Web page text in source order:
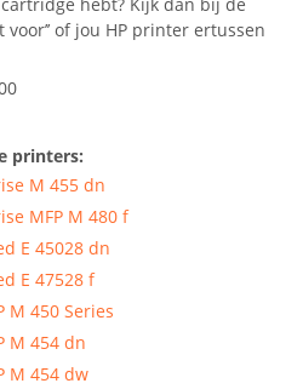
voor’’ of jou HP printer ertussen
printers:
M 455 dn
MFP M 480 f
E 45028 dn
E 47528 f
M 450 Series
M 454 dn
M 454 dw